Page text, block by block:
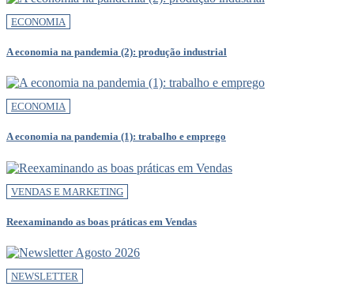
ECONOMIA
A economia na pandemia (2): produção industrial
ECONOMIA
A economia na pandemia (1): trabalho e emprego
VENDAS E MARKETING
Reexaminando as boas práticas em Vendas
NEWSLETTER